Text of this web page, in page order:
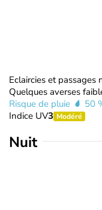
Eclaircies et passages
Quelques averses
Risque de pluie
50
Indice UV3 Modéré
Nuit